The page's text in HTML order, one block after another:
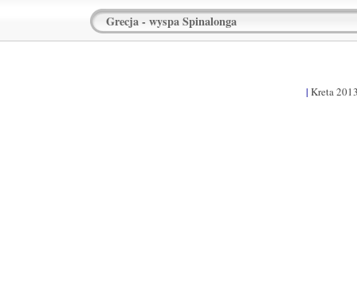
Grecja - wyspa Spinalonga
| Kreta